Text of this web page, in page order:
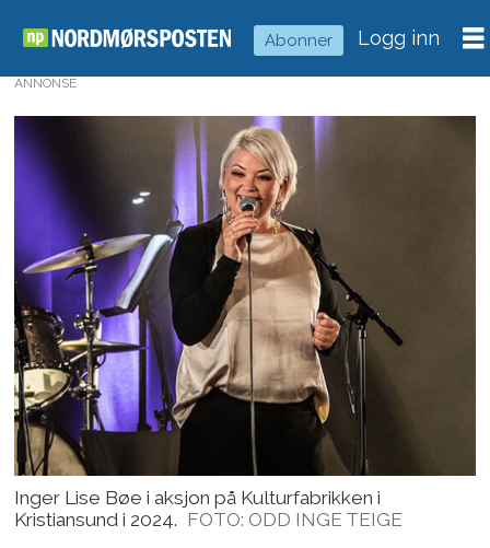
Abonner Logg inn
ANNONSE
Inger Lise Bøe i aksjon på Kulturfabrikken i
Kristiansund i 2024. FOTO: ODD INGE TEIGE